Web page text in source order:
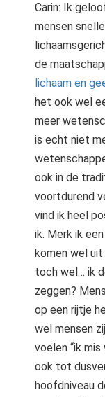
Carin: Ik
mensen
de
lichaam en
het ook wel
meer
is echt niet
ook in de
voortdurend
vind ik heel
ik. Merk ik
komen wel
toch wel… ik
zeggen?
op een rijtje
wel mensen
voelen “ik
ook tot
hoofdniveau